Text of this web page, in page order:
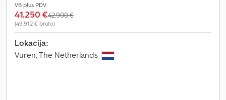
VB plus PDV
41.250 €42.900 €
(49.912 € bruto)
Lokacija:
Vuren, The Netherlands